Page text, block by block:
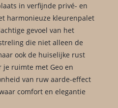
in verfijnde privé- en
harmonieuze kleurenpalet
gevoel van het
die niet alleen de
ook de huiselijke rust
ruimte met Geo en
van ruw aarde-effect
comfort en elegantie